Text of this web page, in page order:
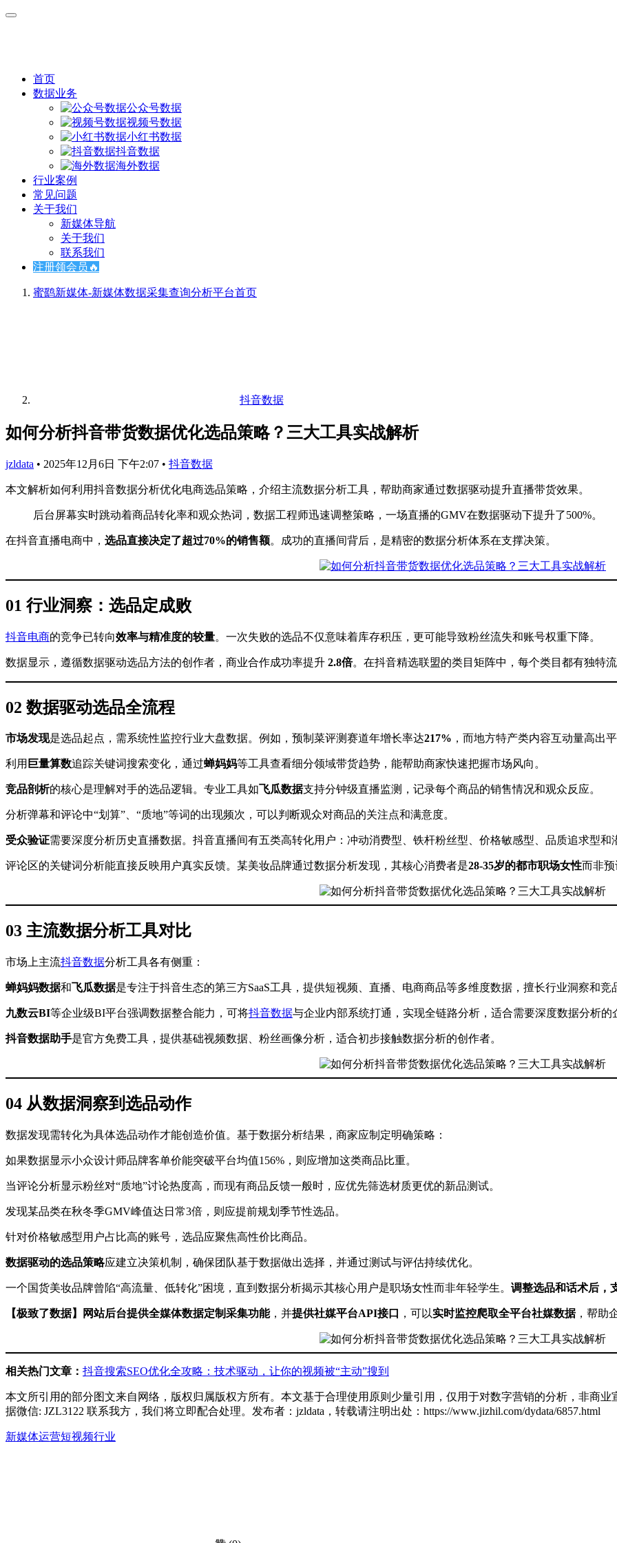
首页
数据业务
公众号数据
视频号数据
小红书数据
抖音数据
海外数据
行业案例
常见问题
关于我们
新媒体导航
关于我们
联系我们
注册领会员🔥
蜜鹞新媒体-新媒体数据采集查询分析平台首页
抖音数据
如何分析抖音带货数据优化选品策略？三大工具实战解析
jzldata • 2025年12月6日 下午2:07 • 抖音数据
本文解析如何利用抖音数据分析优化电商选品策略，介绍主流数据分析工具，帮助商家通过数据驱动提升直播带货效果。
后台屏幕实时跳动着商品转化率和观众热词，数据工程师迅速调整策略，一场直播的GMV在数据驱动下提升了500%。
在抖音直播电商中， 选品直接决定了超过70%的销售额。成功的直播间背后，是精密的数据分析体系在支撑决策。
01 行业洞察：选品定成败
抖音电商的竞争已转向效率与精准度的较量。一次失败的选品不仅意味着库存积压，更可能导致粉丝流失和账号权重下降。
数据显示，遵循数据驱动选品方法的创作者，商业合作成功率提升 2.8倍。在抖音精选联盟的类目矩阵中，每个类目都有独特
02 数据驱动选品全流程
市场发现是选品起点，需系统性监控行业大盘数据。例如，预制菜评测赛道年增长率达217% ，而地方特产类内容互动量高出平
利用 巨量算数追踪关键词搜索变化，通过蝉妈妈等工具查看细分领域带货趋势，能帮助商家快速把握市场风向。
竞品剖析的核心是理解对手的选品逻辑。专业工具如飞瓜数据支持分钟级直播监测，记录每个商品的销售情况和观众反应。
分析弹幕和评论中“划算”、“质地”等词的出现频次，可以判断观众对商品的关注点和满意度。
受众验证需要深度分析历史直播数据。抖音直播间有五类高转化用户：冲动消费型、铁杆粉丝型、价格敏感型、品质追求型和
评论区的关键词分析能直接反映用户真实反馈。某美妆品牌通过数据分析发现，其核心消费者是28-35岁的都市职场女性而非预
03 主流数据分析工具对比
市场上主流抖音数据分析工具各有侧重：
蝉妈妈数据和飞瓜数据是专注于抖音生态的第三方SaaS工具，提供短视频、直播、电商商品等多维度数据，擅长行业洞察和竞
九数云BI等企业级BI平台强调数据整合能力，可将抖音数据与企业内部系统打通，实现全链路分析，适合需要深度数据分析的
抖音数据助手是官方免费工具，提供基础视频数据、粉丝画像分析，适合初步接触数据分析的创作者。
04 从数据洞察到选品动作
数据发现需转化为具体选品动作才能创造价值。基于数据分析结果，商家应制定明确策略：
如果数据显示小众设计师品牌客单价能突破平台均值156%，则应增加这类商品比重。
当评论分析显示粉丝对“质地”讨论热度高，而现有商品反馈一般时，应优先筛选材质更优的新品测试。
发现某品类在秋冬季GMV峰值达日常3倍，则应提前规划季节性选品。
针对价格敏感型用户占比高的账号，选品应聚焦高性价比商品。
数据驱动的选品策略应建立决策机制，确保团队基于数据做出选择，并通过测试与评估持续优化。
一个国货美妆品牌曾陷“高流量、低转化”困境，直到数据分析揭示其核心用户是职场女性而非年轻学生。 调整选品和话术后，
【极致了数据】网站后台提供全媒体数据定制采集功能，并提供社媒平台API接口 ，可以实时监控爬取全平台社媒数据，帮助
相关热门文章： 抖音搜索SEO优化全攻略：技术驱动，让你的视频被“主动”搜到
本文所引用的部分图文来自网络，版权归属版权方所有。本文基于合理使用原则少量引用，仅用于对数字营销的分析，非商
据微信: JZL3122 联系我方，我们将立即配合处理。发布者：jzldata，转载请注明出处： https://www.jizhil.com/dydata/6857.html
新媒体运营短视频行业